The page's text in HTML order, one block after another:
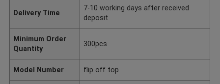
Delivery Time
7-10 working days after received
deposit
Minimum Order
Quantity
300pcs
Model Number flip off top